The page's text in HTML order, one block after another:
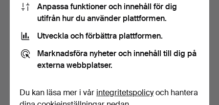
4 dagar
32 USD
4 dagar
1 bud
föremål
Anpassa funktioner och innehåll för dig
utifrån hur du använder plattformen.
Utveckla och förbättra plattformen.
Marknadsföra nyheter och innehåll till dig på
externa webbplatser.
Du kan läsa mer i vår integritetspolicyoch hantera